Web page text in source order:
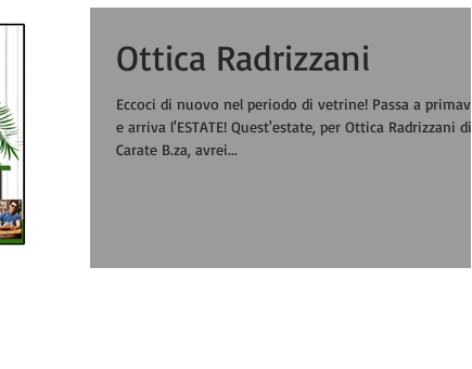
Ottica Radrizzani
Eccoci di nuovo nel periodo di vetrine! Passa a primavera
e arriva l'ESTATE! Quest'estate, per Ottica Radrizzani di
Carate B.za, avrei...